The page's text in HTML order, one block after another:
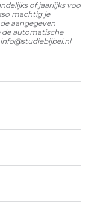
of jaarlijks voor
machtig je
aangegeven
de automatische
info@studiebijbel.nl